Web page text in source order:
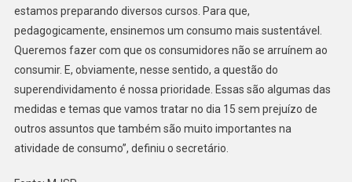
estamos preparando diversos cursos. Para que,
pedagogicamente, ensinemos um consumo mais sustentável.
Queremos fazer com que os consumidores não se arruínem ao
consumir. E, obviamente, nesse sentido, a questão do
superendividamento é nossa prioridade. Essas são algumas das
medidas e temas que vamos tratar no dia 15 sem prejuízo de
outros assuntos que também são muito importantes na
atividade de consumo”, definiu o secretário.